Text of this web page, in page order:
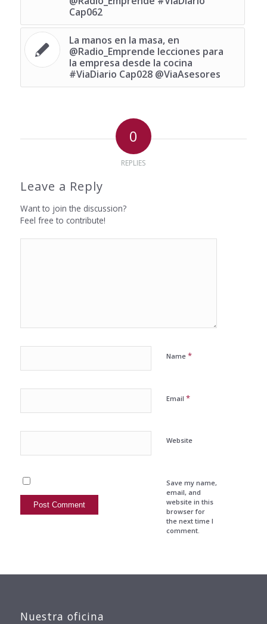
Cap062
La manos en la masa, en
@Radio_Emprende lecciones para
la empresa desde la cocina
#ViaDiario Cap028 @ViaAsesores
0
REPLIES
Leave a Reply
Want to join the discussion?
Feel free to contribute!
Name *
Email *
Website
Save my name,
email, and
website in this
browser for
the next time I
comment.
Nuestra oficina